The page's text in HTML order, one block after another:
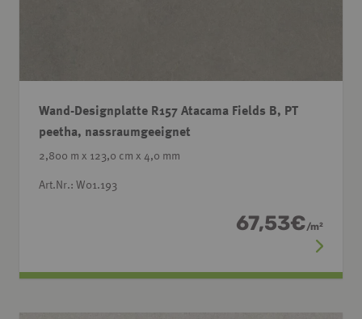
Wand-Designplatte R157 Atacama Fields B, PT
peetha, nassraumgeeignet
2,800 m x 123,0 cm x 4,0 mm
Art.Nr.: W01.193
67,53€/m2